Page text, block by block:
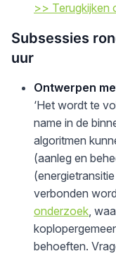
>> Terugkijken
Subsessies
uur
Ontwerpen
‘Het wordt te
name in de
algoritmen
(aanleg en
verbonden
onderzoek,
behoeften.